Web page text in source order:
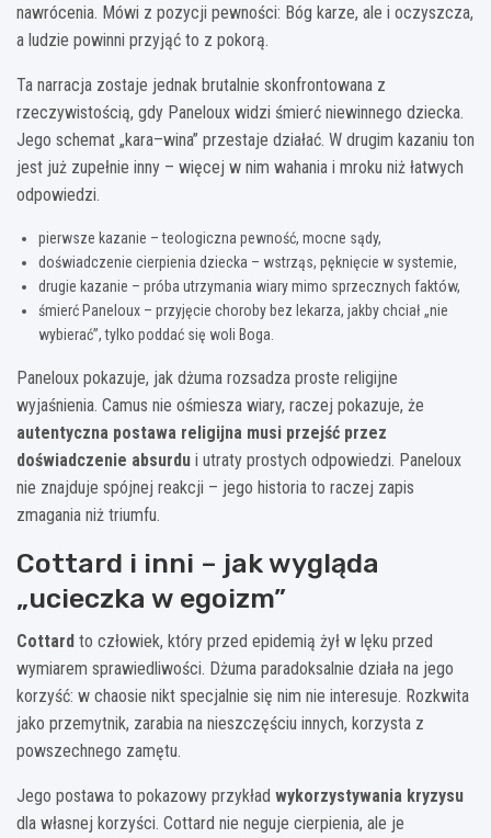
nawrócenia. Mówi z pozycji pewności: Bóg karze, ale i oczyszcza,
a ludzie powinni przyjąć to z pokorą.
Ta narracja zostaje jednak brutalnie skonfrontowana z
rzeczywistością, gdy Paneloux widzi śmierć niewinnego dziecka.
Jego schemat „kara–wina” przestaje działać. W drugim kazaniu ton
jest już zupełnie inny – więcej w nim wahania i mroku niż łatwych
odpowiedzi.
pierwsze kazanie – teologiczna pewność, mocne sądy,
doświadczenie cierpienia dziecka – wstrząs, pęknięcie w systemie,
drugie kazanie – próba utrzymania wiary mimo sprzecznych faktów,
śmierć Paneloux – przyjęcie choroby bez lekarza, jakby chciał „nie
wybierać”, tylko poddać się woli Boga.
Paneloux pokazuje, jak dżuma rozsadza proste religijne
wyjaśnienia. Camus nie ośmiesza wiary, raczej pokazuje, że
autentyczna postawa religijna musi przejść przez
doświadczenie absurdu i utraty prostych odpowiedzi. Paneloux
nie znajduje spójnej reakcji – jego historia to raczej zapis
zmagania niż triumfu.
Cottard i inni – jak wygląda
„ucieczka w egoizm”
Cottard to człowiek, który przed epidemią żył w lęku przed
wymiarem sprawiedliwości. Dżuma paradoksalnie działa na jego
korzyść: w chaosie nikt specjalnie się nim nie interesuje. Rozkwita
jako przemytnik, zarabia na nieszczęściu innych, korzysta z
powszechnego zamętu.
Jego postawa to pokazowy przykład wykorzystywania kryzysu
dla własnej korzyści. Cottard nie neguje cierpienia, ale je